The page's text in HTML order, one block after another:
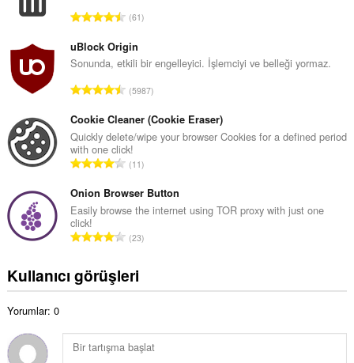
m
y
s
a
y
ı
s
ı
:
T
p
l
m
y
s
a
y
ı
s
:
61
uBlock Origin
Sonunda, etkili bir engelleyici. İşlemciyi ve belleği yormaz.
T
p
l
a
m
y
s
a
y
s
ı
5987
Cookie Cleaner (Cookie Eraser)
Quickly delete/wipe your browser Cookies for a defined period
with one click!
T
p
l
m
y
s
ı
s
11
Onion Browser Button
Easily browse the internet using TOR proxy with just one
click!
T
l
o
y
23
Kullanıcı görüşleri
Yorumlar: 0